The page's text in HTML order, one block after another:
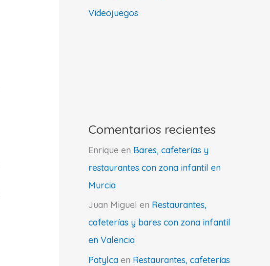
Videojuegos
Comentarios recientes
Enrique en Bares, cafeterías y
restaurantes con zona infantil en
Murcia
Juan Miguel en Restaurantes,
cafeterías y bares con zona infantil
en Valencia
Patylca en Restaurantes, cafeterías